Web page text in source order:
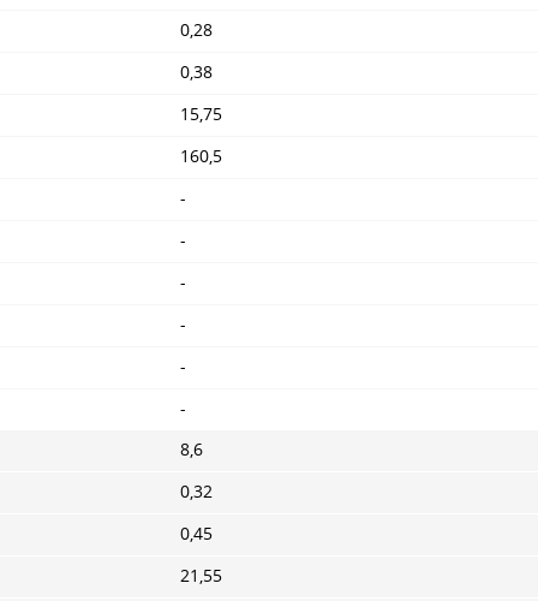
0,28
0,38
15,75
160,5
-
-
-
-
-
-
8,6
0,32
0,45
21,55